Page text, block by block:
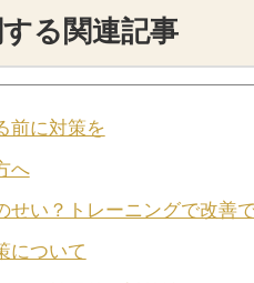
る関連記事
前に対策を
へ
せい？トレーニングで改善
について